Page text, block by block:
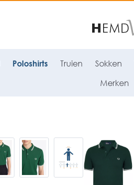
Poloshirts Truien Sokken
Merken